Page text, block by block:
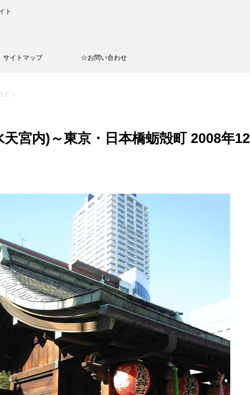
ト
サイトマップ ☆お問い合わせ
>
天宮内)～東京・日本橋蛎殻町 2008年12